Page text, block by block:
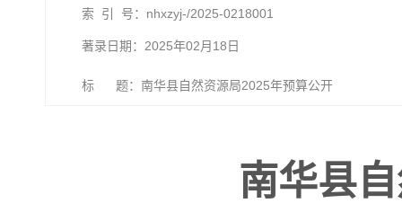
索 引 号：nhxzyj-/2025-0218001
著录日期：2025年02月18日
标 题：南华县自然资源局2025年预算公开
南华县